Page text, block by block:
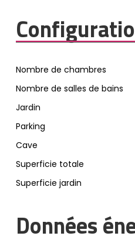
Nombre de chambres
Nombre de salles de bains
Jardin
Parking
Cave
Superficie totale
Superficie jardin
Données